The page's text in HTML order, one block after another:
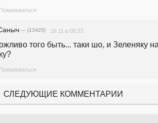
Пожаловаться
— (13425) 16.11 в 08:33
того быть... таки шо, и Зеленяку
Пожаловаться
СЛЕДУЮЩИЕ КОММЕНТАРИИ